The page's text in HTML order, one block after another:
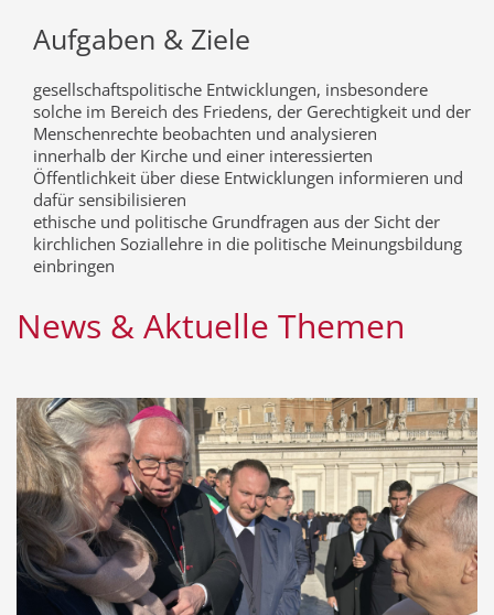
Aufgaben & Ziele
gesellschaftspolitische Entwicklungen, insbesondere
solche im Bereich des Friedens, der Gerechtigkeit und der
Menschenrechte beobachten und analysieren
innerhalb der Kirche und einer interessierten
Öffentlichkeit über diese Entwicklungen informieren und
dafür sensibilisieren
ethische und politische Grundfragen aus der Sicht der
kirchlichen Soziallehre in die politische Meinungsbildung
einbringen
News & Aktuelle Themen